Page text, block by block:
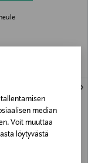
median
Voit muuttaa
löytyvästä